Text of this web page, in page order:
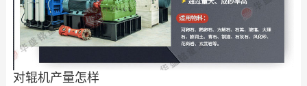
对辊机产量怎样